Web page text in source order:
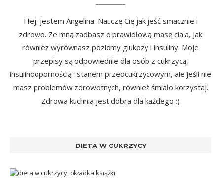
Hej, jestem Angelina. Nauczę Cię jak jeść smacznie i
zdrowo. Ze mną zadbasz o prawidłową masę ciała, jak
również wyrównasz poziomy glukozy i insuliny. Moje
przepisy są odpowiednie dla osób z cukrzycą,
insulinoopornością i stanem przedcukrzycowym, ale jeśli nie
masz problemów zdrowotnych, również śmiało korzystaj.
Zdrowa kuchnia jest dobra dla każdego :)
DIETA W CUKRZYCY